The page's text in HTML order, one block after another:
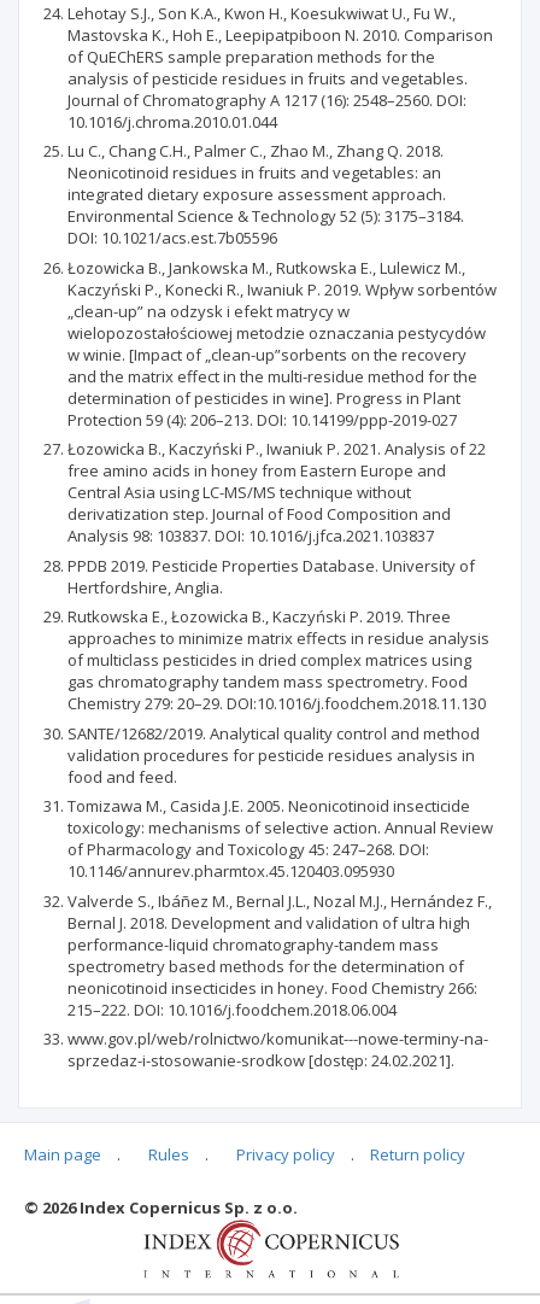
Lehotay S.J., Son K.A., Kwon H., Koesukwiwat U., Fu W.,
Mastovska K., Hoh E., Leepipatpiboon N. 2010. Comparison
of QuEChERS sample preparation methods for the
analysis of pesticide residues in fruits and vegetables.
Journal of Chromatography A 1217 (16): 2548–2560. DOI:
10.1016/j.chroma.2010.01.044
Lu C., Chang C.H., Palmer C., Zhao M., Zhang Q. 2018.
Neonicotinoid residues in fruits and vegetables: an
integrated dietary exposure assessment approach.
Environmental Science & Technology 52 (5): 3175–3184.
DOI: 10.1021/acs.est.7b05596
Łozowicka B., Jankowska M., Rutkowska E., Lulewicz M.,
Kaczyński P., Konecki R., Iwaniuk P. 2019. Wpływ sorbentów
„clean-up” na odzysk i efekt matrycy w
wielopozostałościowej metodzie oznaczania pestycydów
w winie. [Impact of „clean-up”sorbents on the recovery
and the matrix effect in the multi-residue method for the
determination of pesticides in wine]. Progress in Plant
Protection 59 (4): 206–213. DOI: 10.14199/ppp-2019-027
Łozowicka B., Kaczyński P., Iwaniuk P. 2021. Analysis of 22
free amino acids in honey from Eastern Europe and
Central Asia using LC-MS/MS technique without
derivatization step. Journal of Food Composition and
Analysis 98: 103837. DOI: 10.1016/j.jfca.2021.103837
PPDB 2019. Pesticide Properties Database. University of
Hertfordshire, Anglia.
Rutkowska E., Łozowicka B., Kaczyński P. 2019. Three
approaches to minimize matrix effects in residue analysis
of multiclass pesticides in dried complex matrices using
gas chromatography tandem mass spectrometry. Food
Chemistry 279: 20–29. DOI:10.1016/j.foodchem.2018.11.130
SANTE/12682/2019. Analytical quality control and method
validation procedures for pesticide residues analysis in
food and feed.
Tomizawa M., Casida J.E. 2005. Neonicotinoid insecticide
toxicology: mechanisms of selective action. Annual Review
of Pharmacology and Toxicology 45: 247–268. DOI:
10.1146/annurev.pharmtox.45.120403.095930
Valverde S., Ibáñez M., Bernal J.L., Nozal M.J., Hernández F.,
Bernal J. 2018. Development and validation of ultra high
performance-liquid chromatography-tandem mass
spectrometry based methods for the determination of
neonicotinoid insecticides in honey. Food Chemistry 266:
215–222. DOI: 10.1016/j.foodchem.2018.06.004
www.gov.pl/web/rolnictwo/komunikat---nowe-terminy-na-
sprzedaz-i-stosowanie-srodkow [dostęp: 24.02.2021].
Articles quoting
Main page . Rules . Privacy policy . Return policy
© 2026 Index Copernicus Sp. z o.o.